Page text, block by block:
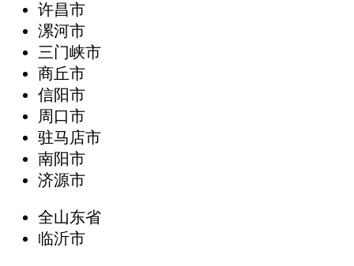
许昌市
漯河市
三门峡市
商丘市
信阳市
周口市
驻马店市
南阳市
济源市
全山东省
临沂市